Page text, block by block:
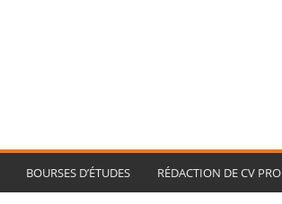
BOURSES D’ÉTUDES RÉDACTION DE CV PRO